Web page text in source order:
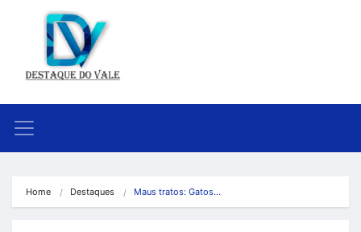
Home Destaques Maus tratos: Gatos…